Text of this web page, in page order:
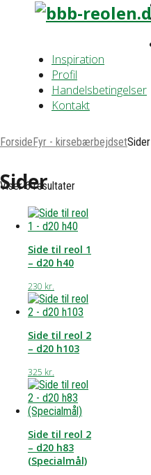
Inspiration
Profil
Handelsbetingelser
Kontakt
ForsideFyr - kirsebærbejdsetSider
Sider
Viser 6 resultater
Side til reol 1
– d20 h40
230 kr.
Side til reol 2
– d20 h103
325 kr.
Side til reol 2
– d20 h83
(Specialmål)